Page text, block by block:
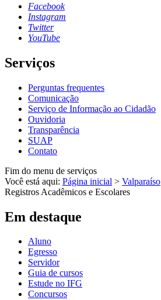
Facebook
Instagram
Twitter
YouTube
Serviços
Perguntas frequentes
Comunicação
Serviço de Informação ao Cidadão
Ouvidoria
Transparência
SUAP
Contato
Fim do menu de serviços
Você está aqui: Página inicial > Valparaíso
Registros Acadêmicos e Escolares
Em destaque
Aluno
Egresso
Servidor
Guia de cursos
Estude no IFG
Concursos